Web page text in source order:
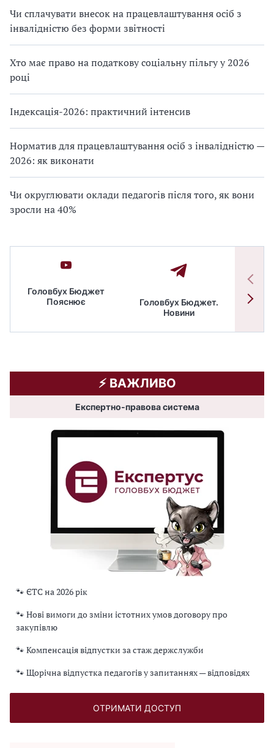
Чи сплачувати внесок на працевлаштування осіб з
інвалідністю без форми звітності
Хто має право на податкову соціальну пільгу у 2026
році
Індексація-2026: практичний інтенсив
Норматив для працевлаштування осіб з інвалідністю —
2026: як виконати
Чи округлювати оклади педагогів після того, як вони
зросли на 40%
Головбух Бюджет
Пояснює
Головбух Бюджет.
Новини
⚡️ ВАЖЛИВО
Експертно-правова система
🐾 ЄТС на 2026 рік
🐾 Нові вимоги до зміни істотних умов договору про
закупівлю
🐾 Компенсація відпустки за стаж держслужби
🐾 Щорічна відпустка педагогів у запитаннях — відповідях
ОТРИМАТИ ДОСТУП